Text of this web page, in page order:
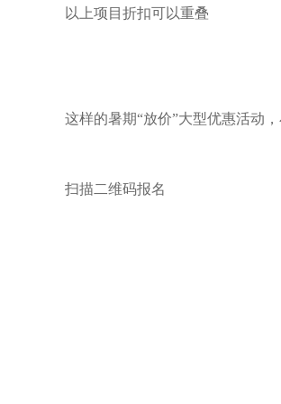
以上项目折扣可以重叠
这样的暑期“放价”大型优惠活动
扫描二维码报名